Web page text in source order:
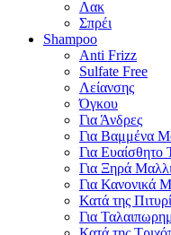
Λακ
Σπρέι
Shampoo
Anti Frizz
Sulfate Free
Λείανσης
Όγκου
Για Άνδρες
Για Βαμμένα
Για Ευαίσθητο
Για Ξηρά
Για Κανονικά
Κατά της
Για